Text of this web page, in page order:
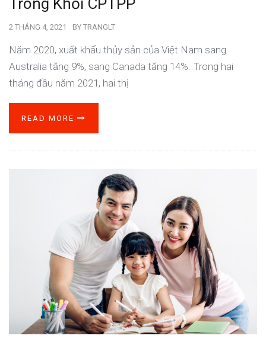
Trong Khối CPTPP
2 THÁNG 4, 2021 BY TRANGLT
Năm 2020, xuất khẩu thủy sản của Việt Nam sang
Australia tăng 9%, sang Canada tăng 14%. Trong hai
tháng đầu năm 2021, hai thị
READ MORE